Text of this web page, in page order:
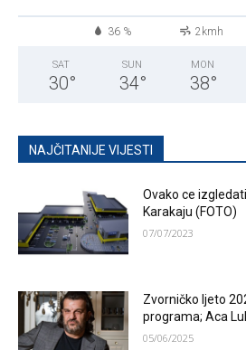
36 % 2kmh
SAT
30°
SUN
34°
MON
38°
NAJČITANIJE VIJESTI
Ovako ce
Karakaju (FOTO)
07/07/2023
Zvorničko ljeto
programa; Aca
05/06/2025